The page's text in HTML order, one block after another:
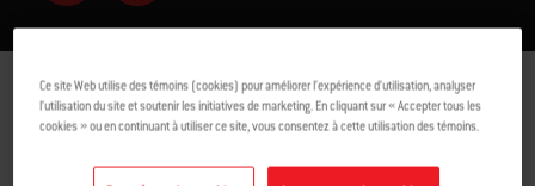
INGRÉDIENTS DIRECTIVES
Ce site Web utilise des témoins (cookies) pour améliorer l’expérience d’utilisation, analyser
l’utilisation du site et soutenir les initiatives de marketing. En cliquant sur « Accepter tous les
cookies » ou en continuant à utiliser ce site, vous consentez à cette utilisation des témoins.